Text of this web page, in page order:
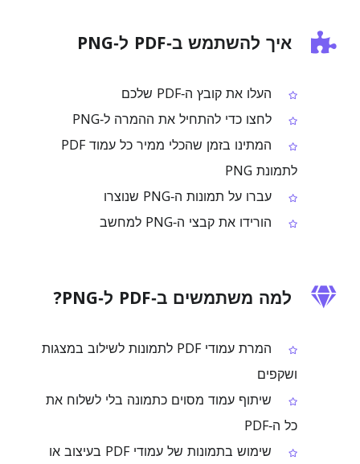
איך להשתמש ב‑PDF ל‑PNG
העלו את קובץ ה‑PDF שלכם
לחצו כדי להתחיל את ההמרה ל‑PNG
המתינו בזמן שהכלי ממיר כל עמוד PDF
לתמונת PNG
עברו על תמונות ה‑PNG שנוצרו
הורידו את קבצי ה‑PNG למחשב
למה משתמשים ב‑PDF ל‑PNG?
המרת עמודי PDF לתמונות לשילוב במצגות
ושקפים
שיתוף עמוד מסוים כתמונה בלי לשלוח את
כל ה‑PDF
שימוש בתמונות של עמודי PDF בעיצוב או